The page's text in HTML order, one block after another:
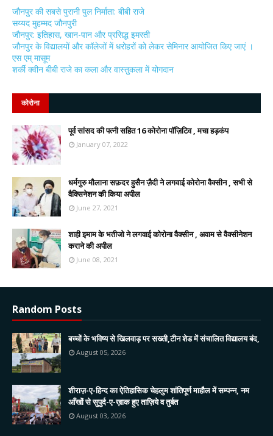
जौनपुर की सबसे पुरानी पुल निर्माता: बीबी राजे
सय्यद मुहम्मद जौनपुरी
जौनपुर: इतिहास, खान-पान और प्रसिद्ध इमरती
जौनपुर के विद्यालयों और कॉलेजों में धरोहरों को लेकर सेमिनार आयोजित किए जाएं ।
एस एम् मासूम
शर्की क्वीन बीबी राजे का कला और वास्तुकला में योगदान
कोरोना
पूर्व सांसद की पत्नी सहित 16 कोरोना पॉज़िटिव , मचा हड़कंप
January 07, 2022
धर्मगुरु मौलाना सफ़दर हुसैन ज़ैदी ने लगवाई कोरोना वैक्सीन , सभी से
वैक्सिनेशन की किया अपील
June 27, 2021
शाही इमाम के भतीजो ने लगवाई कोरोना वैक्सीन , अवाम से वैक्सीनेशन
कराने की अपील
June 08, 2021
Random Posts
बच्चों के भविष्य से खिलवाड़ पर सख्ती,टीन शेड में संचालित विद्यालय बंद,
August 05, 2026
शीराज़-ए-हिन्द का ऐतिहासिक चेहलुम शांतिपूर्ण माहौल में सम्पन्न, नम
आँखों से सुपुर्द-ए-ख़ाक हुए ताज़िये व तुर्बत
August 03, 2026